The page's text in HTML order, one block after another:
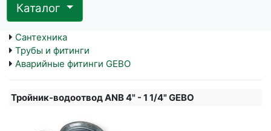
Каталог
Сантехника
Трубы и фитинги
Аварийные фитинги GEBO
Тройник-водоотвод ANB 4" - 1 1/4" GEBO